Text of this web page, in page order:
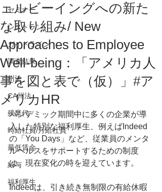
セミナー
レストラン
ガイドライン
調査結果
州法
CA州法
残業代
時給社員/月給社員
最低賃金
給与
福利厚生
ェルビーイングへの新た
な取り組み/ New
Approaches to Employee
Well-being：「アメリカ人
事を図と表で（仮）」#ア
メリカHR
パンデミック期間中に多くの企業が導
入した特別な福利厚生、例えばIndeed
の「You Days」など、従業員のメンタ
ルヘルスをサポートするための制度
は、現在変化の時を迎えています。
Indeedは、引き続き無制限の有給休暇